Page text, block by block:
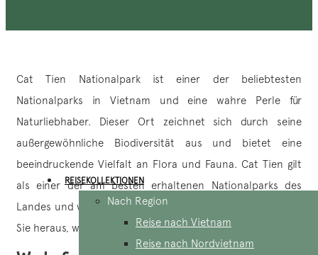
REISEKOLLEKTIONEN
Nach Region
Reise nach Vietnam
Reise nach Nordvietnam
Cat Tien Nationalpark ist einer der beliebtesten
Nationalparks in Vietnam und eine wahre Perle für
Naturliebhaber. Dieser Ort zeichnet sich durch seine
außergewöhnliche Biodiversität aus und bietet eine
beeindruckende Vielfalt an Flora und Fauna. Cat Tien gilt
als einer der am besten erhaltenen Nationalparks des
Landes und verspricht ein unvergessliches Erlebnis. Finden
Sie heraus, warum dieser Park so besonders ist!